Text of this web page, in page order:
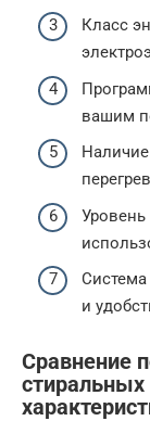
Класс
вашим
Система
и
Сравнение